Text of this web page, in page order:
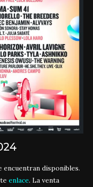
encuentran disponibles.
enlace. La venta